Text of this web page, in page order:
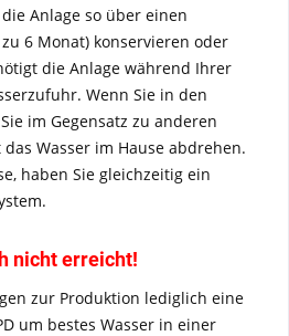
Anlage so über einen
6 Monat) konservieren oder
die Anlage während Ihrer
Wenn Sie in den
im Gegensatz zu anderen
Wasser im Hause abdrehen.
haben Sie gleichzeitig ein
nicht erreicht!
zur Produktion lediglich eine
um bestes Wasser in einer